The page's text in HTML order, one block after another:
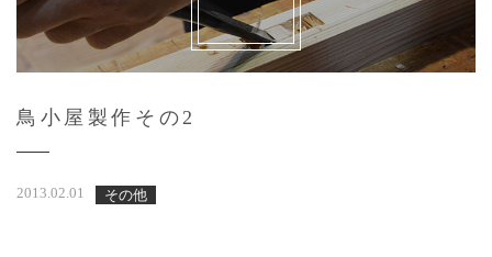
鳥小屋製作その2
2013.02.01 その他